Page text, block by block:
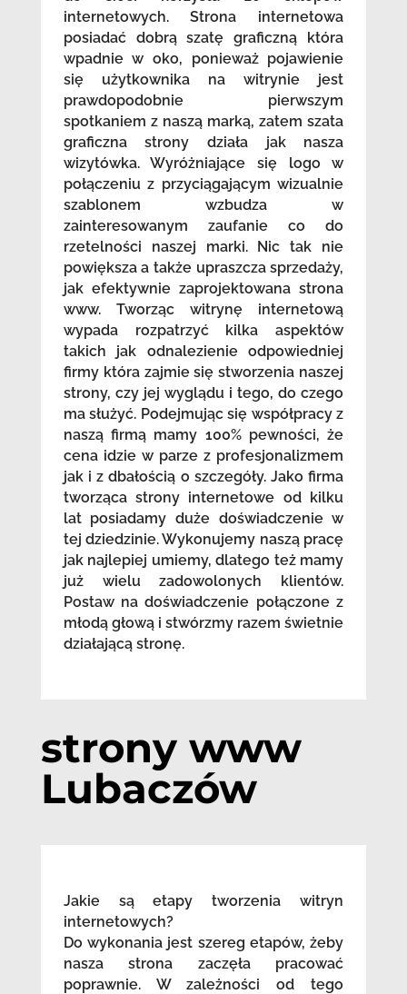
internetowych. Strona internetowa
posiadać dobrą szatę graficzną która
wpadnie w oko, ponieważ pojawienie
się użytkownika na witrynie jest
prawdopodobnie pierwszym
spotkaniem z naszą marką, zatem szata
graficzna strony działa jak nasza
wizytówka. Wyróżniające się logo w
połączeniu z przyciągającym wizualnie
szablonem wzbudza w
zainteresowanym zaufanie co do
rzetelności naszej marki. Nic tak nie
powiększa a także upraszcza sprzedaży,
jak efektywnie zaprojektowana strona
www. Tworząc witrynę internetową
wypada rozpatrzyć kilka aspektów
takich jak odnalezienie odpowiedniej
firmy która zajmie się stworzenia naszej
strony, czy jej wyglądu i tego, do czego
ma służyć. Podejmując się współpracy z
naszą firmą mamy 100% pewności, że
cena idzie w parze z profesjonalizmem
jak i z dbałością o szczegóły. Jako firma
tworząca strony internetowe od kilku
lat posiadamy duże doświadczenie w
tej dziedzinie. Wykonujemy naszą pracę
jak najlepiej umiemy, dlatego też mamy
już wielu zadowolonych klientów.
Postaw na doświadczenie połączone z
młodą głową i stwórzmy razem świetnie
działającą stronę.
strony www
Lubaczów
Jakie są etapy tworzenia witryn
internetowych?
Do wykonania jest szereg etapów, żeby
nasza strona zaczęła pracować
poprawnie. W zależności od tego